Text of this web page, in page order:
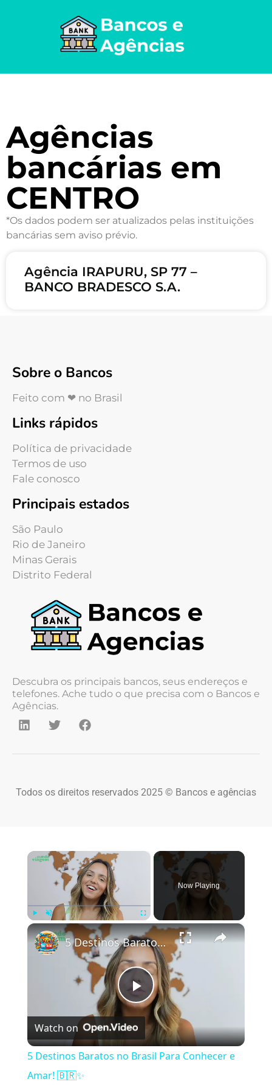
Agências
bancárias em
CENTRO
*Os dados podem ser atualizados pelas instituições
bancárias sem aviso prévio.
Agência IRAPURU, SP 77 –
BANCO BRADESCO S.A.
Sobre o Bancos
Feito com ❤ no Brasil
Links rápidos
Política de privacidade
Termos de uso
Fale conosco
Principais estados
São Paulo
Rio de Janeiro
Minas Gerais
Distrito Federal
Descubra os principais bancos, seus endereços e
telefones. Ache tudo o que precisa com o Bancos e
Agências.
Todos os direitos reservados 2025 © Bancos e agências
×
Fullscreen
Now Playing
×
Play Video
5 Destinos Baratos no Brasil Para Conhecer e Amar! 🇧🇷✨
Watch on
5 Destinos Baratos no Brasil Para Conhecer e
Amar! 🇧🇷✨